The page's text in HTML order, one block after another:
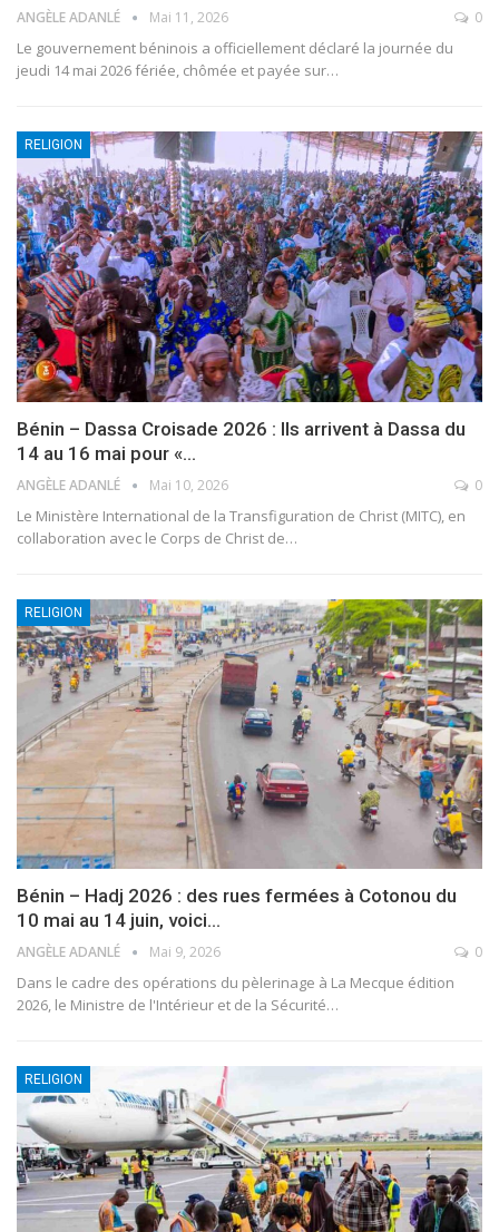
ANGÈLE ADANLÉ Mai 11, 2026 0
Le gouvernement béninois a officiellement déclaré la journée du
jeudi 14 mai 2026 fériée, chômée et payée sur…
RELIGION
Bénin – Dassa Croisade 2026 : Ils arrivent à Dassa du
14 au 16 mai pour «…
ANGÈLE ADANLÉ Mai 10, 2026 0
Le Ministère International de la Transfiguration de Christ (MITC), en
collaboration avec le Corps de Christ de…
RELIGION
Bénin – Hadj 2026 : des rues fermées à Cotonou du
10 mai au 14 juin, voici…
ANGÈLE ADANLÉ Mai 9, 2026 0
Dans le cadre des opérations du pèlerinage à La Mecque édition
2026, le Ministre de l'Intérieur et de la Sécurité…
RELIGION